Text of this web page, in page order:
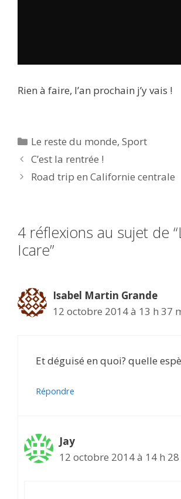
Rien à faire, l’an prochain j’y vais !
Catégories
Le reste du monde,Sport
C’est la rentrée !
Road trip en Californie centrale
4 réflexions au sujet de
Icare”
Isabel Martin Grande
12 octobre 2014 à 13 h 37
Et déguisé en quoi? quelle
Répondre
Jay
12 octobre 2014 à 14 h